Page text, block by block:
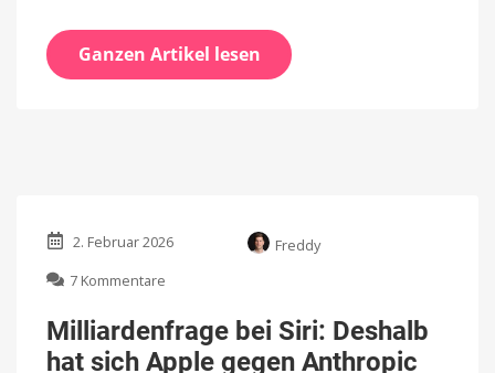
Ganzen Artikel lesen
2. Februar 2026
Freddy
7 Kommentare
bei
Siri:
Deshalb
Milliardenfrage bei Siri: Deshalb
hat sich Apple gegen Anthropic